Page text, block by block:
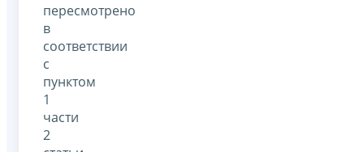
пересмотрено
в
соответствии
с
пунктом
1
части
2